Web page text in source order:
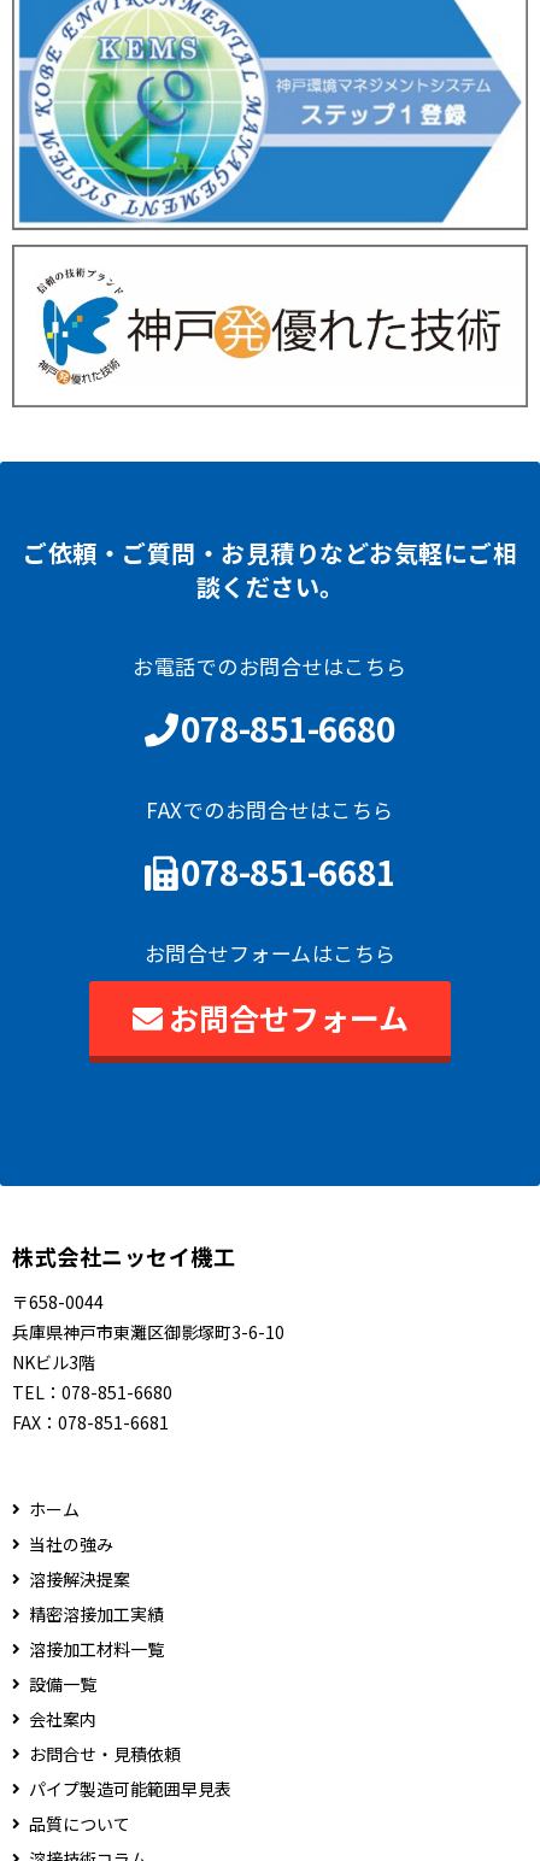
ご依頼・ご質問・お見積りなどお気軽にご相
談ください。
お電話でのお問合せはこちら
078-851-6680
FAXでのお問合せはこちら
078-851-6681
お問合せフォームはこちら
お問合せフォーム
株式会社ニッセイ機工
〒658-0044
兵庫県神戸市東灘区御影塚町3-6-10
NKビル3階
TEL： 078-851-6680
FAX： 078-851-6681
ホーム
当社の強み
溶接解決提案
精密溶接加工実績
溶接加工材料一覧
設備一覧
会社案内
お問合せ・見積依頼
パイプ製造可能範囲早見表
品質について